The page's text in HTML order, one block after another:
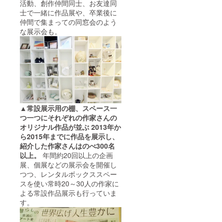
活動、創作仲間同士、お友達同
士で一緒に作品展や、卒業後に
仲間で集まっての同窓会のよう
な展示会も。
▲常設展示用の棚、スペース一
つ一つにそれぞれの作家さんの
オリジナル作品が並ぶ 2013年か
ら2015年までに作品を展示し、
紹介した作家さんはのべ300名
以上。
年間約20回以上の企画
展、個展などの展示会を開催し
つつ、レンタルボックススペー
スを使い常時20～30人の作家に
よる常設作品展示も行っていま
す。